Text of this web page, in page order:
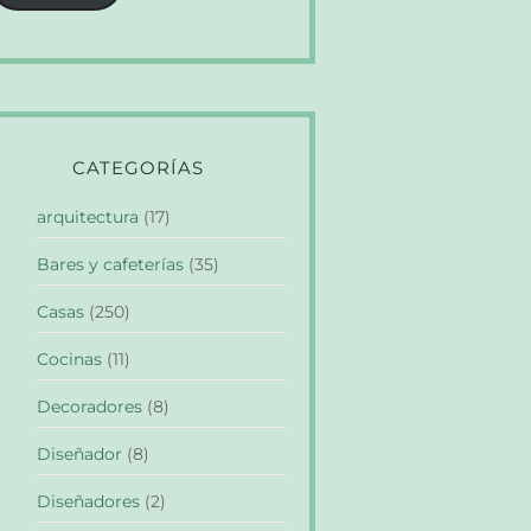
CATEGORÍAS
arquitectura (17)
Bares y cafeterías (35)
Casas (250)
Cocinas (11)
Decoradores (8)
Diseñador (8)
Diseñadores (2)